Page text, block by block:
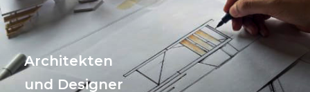
Architekten
und Designer